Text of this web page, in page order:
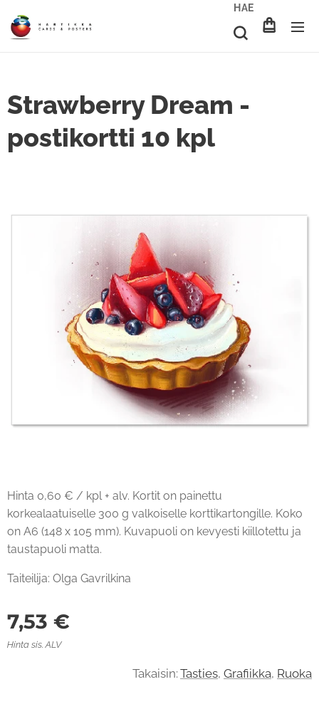
HAE
Strawberry Dream -
postikortti 10 kpl
Hinta 0,60 € / kpl + alv. Kortit on painettu
korkealaatuiselle 300 g valkoiselle korttikartongille. Koko
on A6 (148 x 105 mm). Kuvapuoli on kevyesti kiillotettu ja
taustapuoli matta.
Taiteilija: Olga Gavrilkina
7,53 €
Hinta sis. ALV
Takaisin: Tasties, Grafiikka, Ruoka